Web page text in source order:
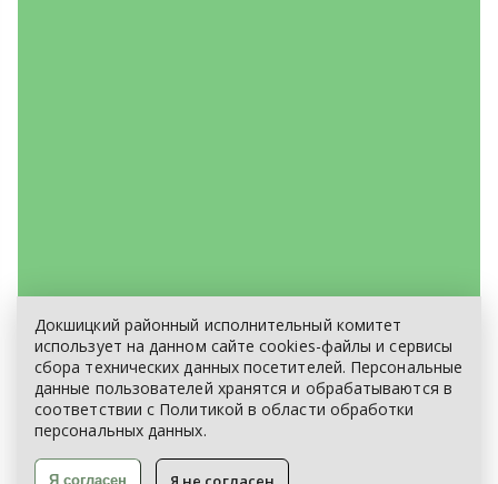
ЭЛЕКТРОННОЕ ОБРАЩЕНИЕ
КАРТА САЙТА
Докшицкий районный исполнительный комитет
использует на данном сайте cookies-файлы и сервисы
сбора технических данных посетителей. Персональные
данные пользователей хранятся и обрабатываются в
соответствии с Политикой в области обработки
персональных данных.
Я согласен